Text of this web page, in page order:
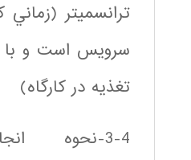
ترانسميتر (زماني
سرويس است و با
تغذيه در كارگاه)
3-4-نحوه